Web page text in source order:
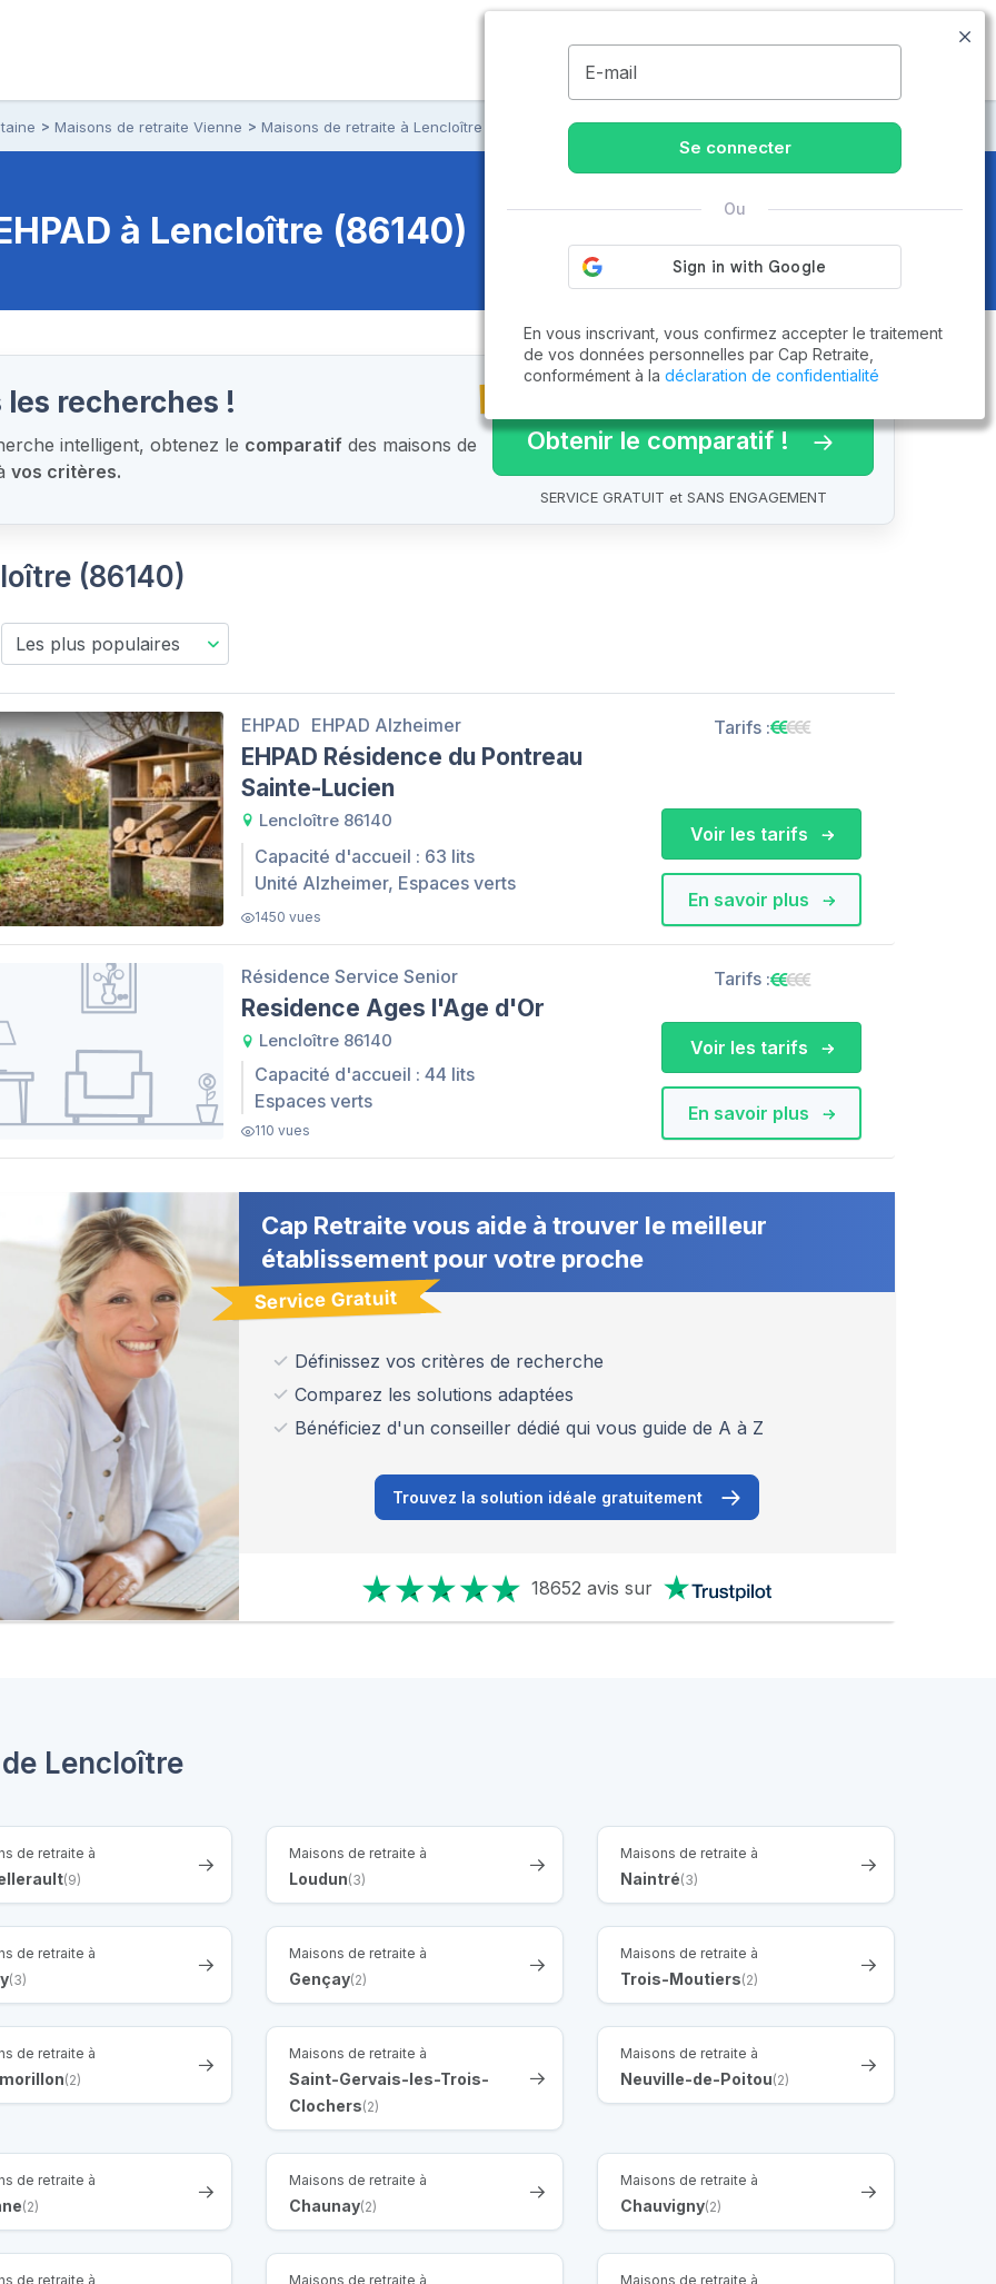
05.79.98.00.06
Maisons de retraite Vienne Maisons de retraite à Lencloître
à Lencloître (86140)
recherches !
intelligent, obtenez le comparatifdes maisons de
vos critères.
Obtenir le comparatif !
SERVICE GRATUIT et SANS ENGAGEMENT
(86140)
EHPAD EHPAD Alzheimer
EHPAD Résidence du Pontreau
Sainte-Lucien
Lencloître 86140
Capacité d'accueil : 63 lits
Unité Alzheimer, Espaces verts
1450 vues
Tarifs :
En savoir plus
Voir les tarifs
Résidence Service Senior
Residence Ages l'Age d'Or
Lencloître 86140
Capacité d'accueil : 44 lits
Espaces verts
110 vues
Tarifs :
En savoir plus
Voir les tarifs
Cap Retraite vous aide à trouver le meilleur
établissement pour votre proche
Service Gratuit
Définissez vos critères de recherche
Comparez les solutions adaptées
Bénéficiez d'un conseiller dédié qui vous guide de A à Z
Trouvez la solution idéale gratuitement
18652 avis sur
Lencloître
de retraite à
(9)
Maisons de retraite à
Loudun(3)
Maisons de retraite à
Naintré(3)
de retraite à
(3)
Maisons de retraite à
Gençay(2)
Maisons de retraite à
Trois-Moutiers(2)
de retraite à
(2)
Maisons de retraite à
Saint-Gervais-les-Trois-
Clochers(2)
Maisons de retraite à
Neuville-de-Poitou(2)
de retraite à
(2)
Maisons de retraite à
Chaunay(2)
Maisons de retraite à
Chauvigny(2)
de retraite à Maisons de retraite à Maisons de retraite à
E-mail
Se connecter
Ou
En vous inscrivant, vous confirmez accepter le traitement
de vos données personnelles par Cap Retraite,
conformément à la déclaration de confidentialité